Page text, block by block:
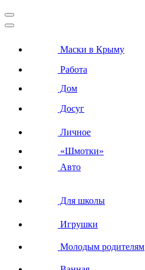
Маски в Крыму
Работа
Дом
Досуг
Личное
«Шмотки»
Авто
Для школы
Игрушки
Молодым родителям